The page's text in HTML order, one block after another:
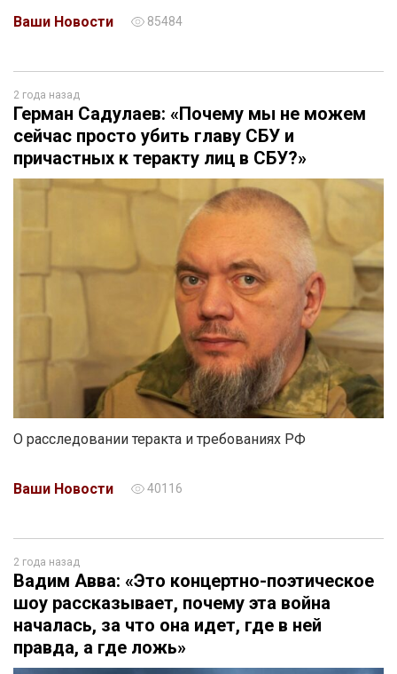
Ваши Новости
85484
2 года назад
Герман Садулаев: «Почему мы не можем
сейчас просто убить главу СБУ и
причастных к теракту лиц в СБУ?»
О расследовании теракта и требованиях РФ
Ваши Новости 40116
2 года назад
Вадим Авва: «Это концертно-поэтическое
шоу рассказывает, почему эта война
началась, за что она идет, где в ней
правда, а где ложь»